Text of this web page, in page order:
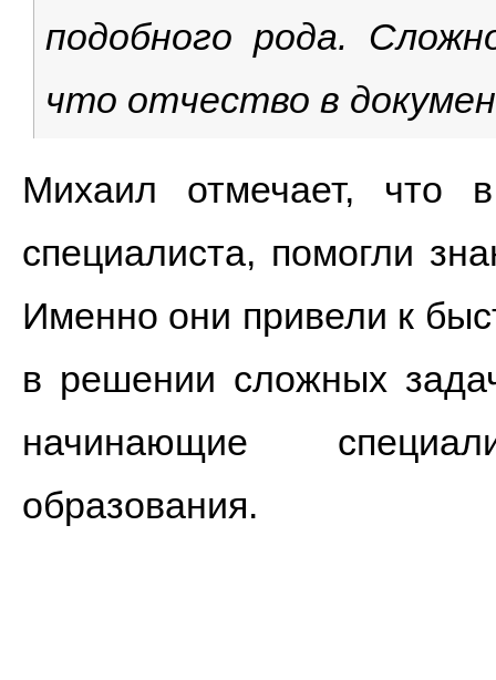
подобного рода.
что отчество в
Михаил отмечает, что
специалиста, помогли
Именно они привели к
в решении сложных
начинающие
образования.